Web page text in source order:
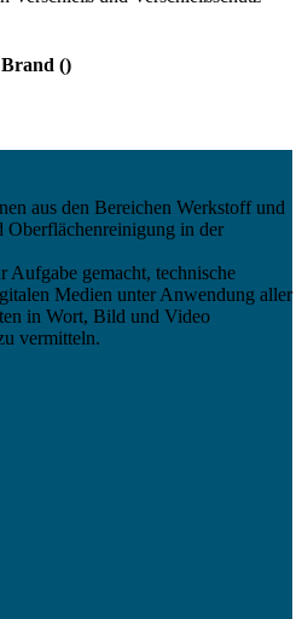
()
aus den Bereichen Werkstoff und
in der
gemacht, technische
Medien unter Anwendung aller
in Wort, Bild und Video
vermitteln.